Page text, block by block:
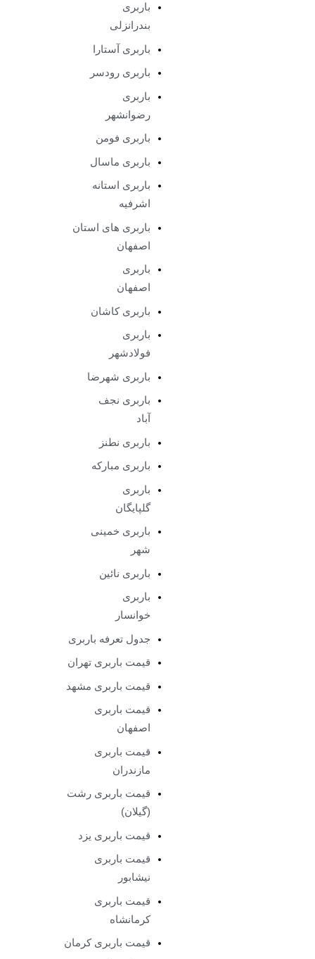
باربری
بندرانزلی
باربری آستارا
باربری رودسر
باربری
رضوانشهر
باربری فومن
باربری ماسال
باربری استانه
اشرفیه
باربری های استان
اصفهان
باربری
اصفهان
باربری کاشان
باربری
فولادشهر
باربری شهرضا
باربری نجف
باربری نطنز
باربری مبارکه
باربری
گلپایگان
باربری خمینی
باربری نائین
باربری
خوانسار
جدول تعرفه باربری
قیمت باربری تهران
قیمت باربری مشهد
قیمت باربری
اصفهان
قیمت باربری
مازندران
قیمت باربری رشت
(گیلان)
قیمت باربری یزد
قیمت باربری
نیشابور
قیمت باربری
کرمانشاه
قیمت باربری کرمان